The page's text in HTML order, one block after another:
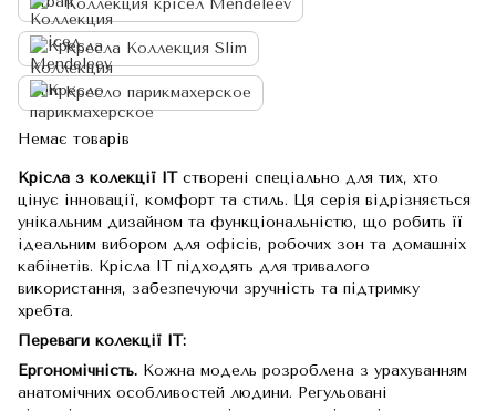
Коллекция крісел Mendeleev
Кресла Коллекция Slim
Кресло парикмахерское
Немає товарів
Крісла з колекції ITстворені спеціально для тих, хто
цінує інновації, комфорт та стиль. Ця серія відрізняється
унікальним дизайном та функціональністю, що робить її
ідеальним вибором для офісів, робочих зон та домашніх
кабінетів. Крісла IT підходять для тривалого
використання, забезпечуючи зручність та підтримку
хребта.
Переваги колекції IT:
Ергономічність. Кожна модель розроблена з урахуванням
анатомічних особливостей людини. Регульовані